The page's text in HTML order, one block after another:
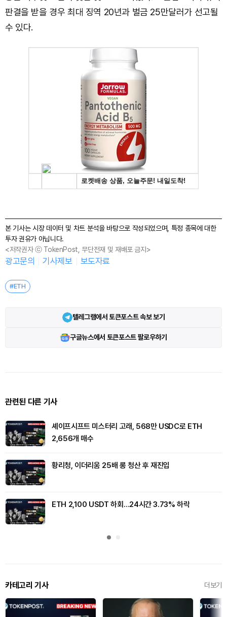
판결을 받을 경우 최대 징역 20년과 벌금 25만달러가 선고될
수 있다.
본 기사는 시장 데이터 및 차트 분석을 바탕으로 작성되었으며, 특정 종목에 대한
투자 권유가 아닙니다.
<저작권자 ⓒ TokenPost, 무단전재 및 재배포 금지>
광고문의 기사제보 보도자료
#ETH
텔레그램에서 토큰포스트 속보 보기
구글뉴스에서 토큰포스트 팔로우하기
관련된 다른 기사
셰이프시프트 미스터리 고래, 568만 USDC로 ETH
2,656개 매수
황리청, 이더리움 25배 롱 청산 후 재진입
ETH 2,100 USDT 하회…24시간 3.73% 하락
카테고리 기사 더보기